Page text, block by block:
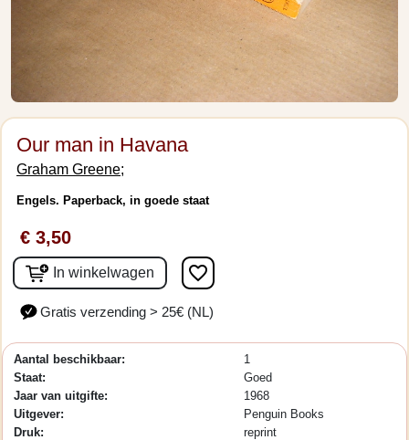
Our man in Havana
Graham Greene;
Engels. Paperback, in goede staat
€ 3,50
In winkelwagen favorite_border
Gratis verzending > 25€ (NL)
Aantal beschikbaar:
1
Staat:
Goed
Jaar van uitgifte:
1968
Uitgever:
Penguin Books
Druk:
reprint